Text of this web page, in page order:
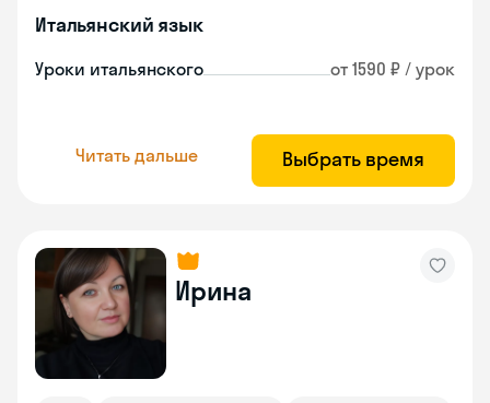
Итальянский язык
Уроки итальянского от 1590 ₽ / урок
Читать дальше Выбрать время
Ирина